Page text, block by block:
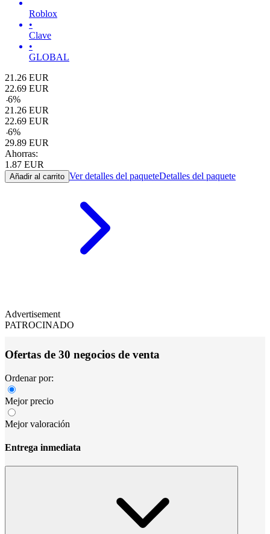
Roblox
•
Clave
•
GLOBAL
21.26 EUR
22.69 EUR
-6%
21.26 EUR
22.69 EUR
-6%
29.89 EUR
Ahorras:
1.87 EUR
Añadir al carrito Ver detalles del paqueteDetalles del paquete
Advertisement
PATROCINADO
Ofertas de 30 negocios de venta
Ordenar por:
Mejor precio
Mejor valoración
Entrega inmediata